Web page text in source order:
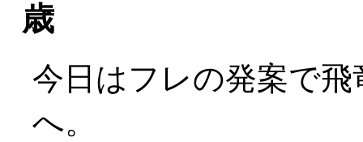
歳
今日はフレの発案で
へ。